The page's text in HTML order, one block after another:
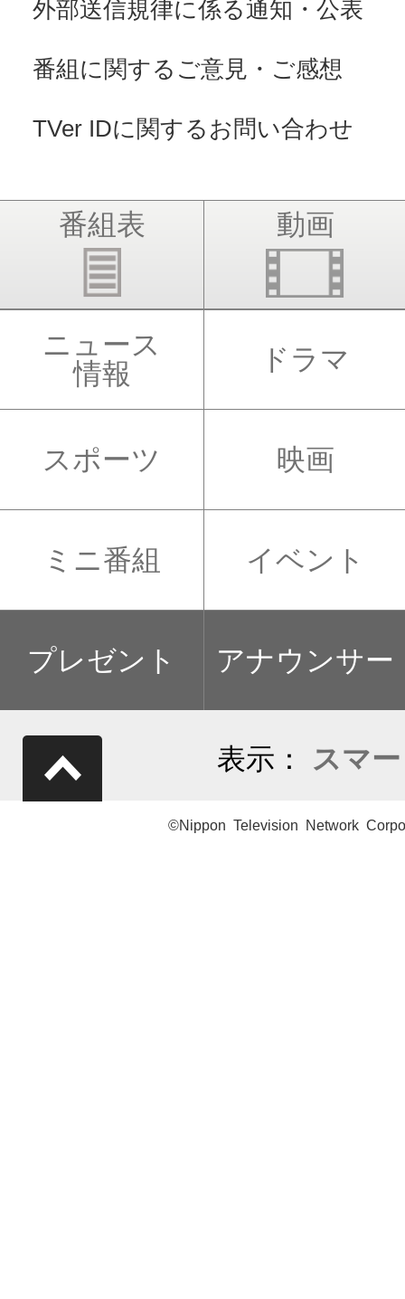
外部送信規律に係る通知・公表
番組に関するご意見・ご感想
TVer IDに関するお問い合わせ
番組表 動画
ニュース
情報
ドラマ
スポーツ 映画
ミニ番組 イベント
プレゼント アナウンサー
表示： スマ
©Nippon Television Network